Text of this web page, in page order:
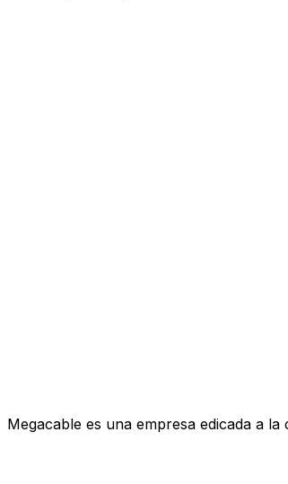
Megacable es una empresa edicada a